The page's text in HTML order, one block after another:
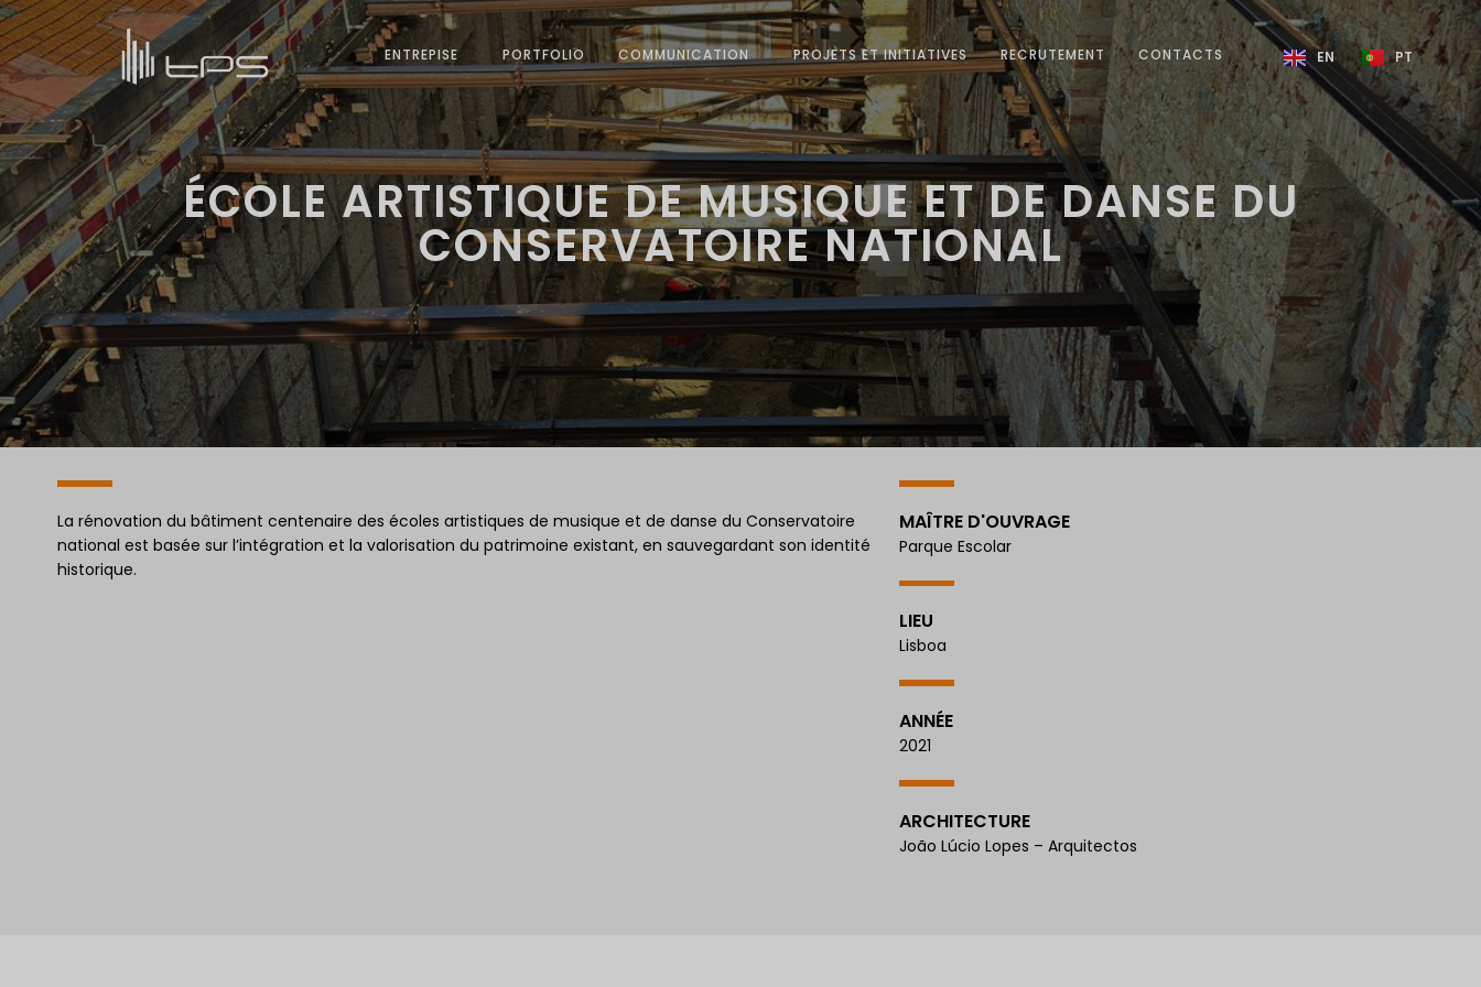
ENTREPISE PORTFOLIO COMMUNICATION PROJETS ET INITIATIVES RECRUTEMENT CONTACTS EN PT
ÉCOLE ARTISTIQUE DE MUSIQUE ET DE DANSE DU
CONSERVATOIRE NATIONAL
La rénovation du bâtiment centenaire des écoles artistiques de musique et de danse du Conservatoire
national est basée sur l’intégration et la valorisation du patrimoine existant, en sauvegardant son identité
historique.
MAÎTRE D'OUVRAGE
Parque Escolar
LIEU
Lisboa
ANNÉE
2021
ARCHITECTURE
João Lúcio Lopes – Arquitectos